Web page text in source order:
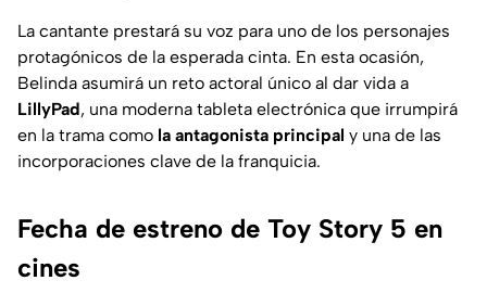
La cantante prestará su voz para uno de los personajes
protagónicos de la esperada cinta. En esta ocasión,
Belinda asumirá un reto actoral único al dar vida a
LillyPad, una moderna tableta electrónica que irrumpirá
en la trama como la antagonista principal y una de las
incorporaciones clave de la franquicia.
Fecha de estreno de Toy Story 5 en
cines